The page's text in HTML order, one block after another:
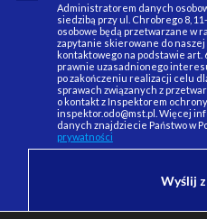
Administratorem danych
siedzibą przy ul. Chrobrego 8,
osobowe będą przetwarzane w
zapytanie skierowane do naszej
kontaktowego na podstawie art.
prawnie uzasadnionego
po zakończeniu realizacji celu
sprawach związanych z
o kontakt z Inspektorem
inspektor.odo@mst.pl. Więcej
danych znajdziecie Państwo w
prywatności